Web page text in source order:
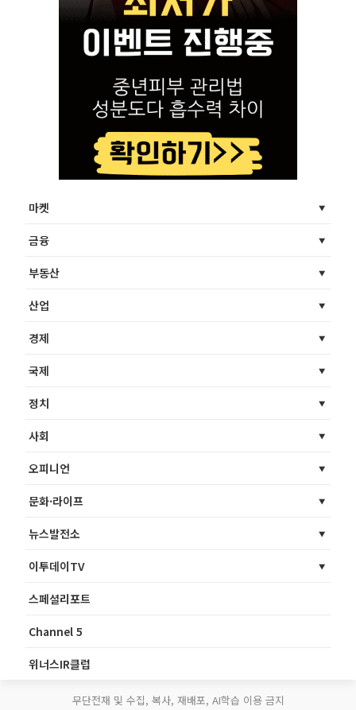
마켓
금융
부동산
산업
경제
국제
정치
사회
오피니언
문화·라이프
뉴스발전소
이투데이TV
스페셜리포트
Channel 5
위너스IR클럽
무단전재 및 수집, 복사, 재배포, AI학습 이용 금지